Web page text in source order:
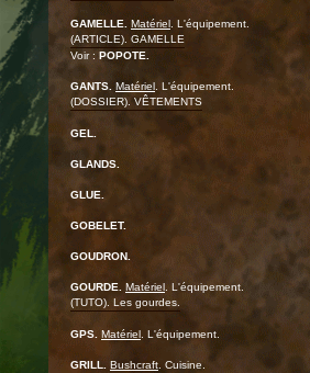
GAMELLE. Matériel . L'équipement.
(ARTICLE). GAMELLE
Voir : POPOTE.
GANTS. Matériel . L'équipement.
(DOSSIER). VÊTEMENTS
GEL.
GLANDS.
GLUE.
GOBELET.
GOUDRON.
GOURDE. Matériel . L'équipement.
(TUTO). Les gourdes.
GPS. Matériel . L'équipement.
GRILL. Bushcraft . Cuisine.